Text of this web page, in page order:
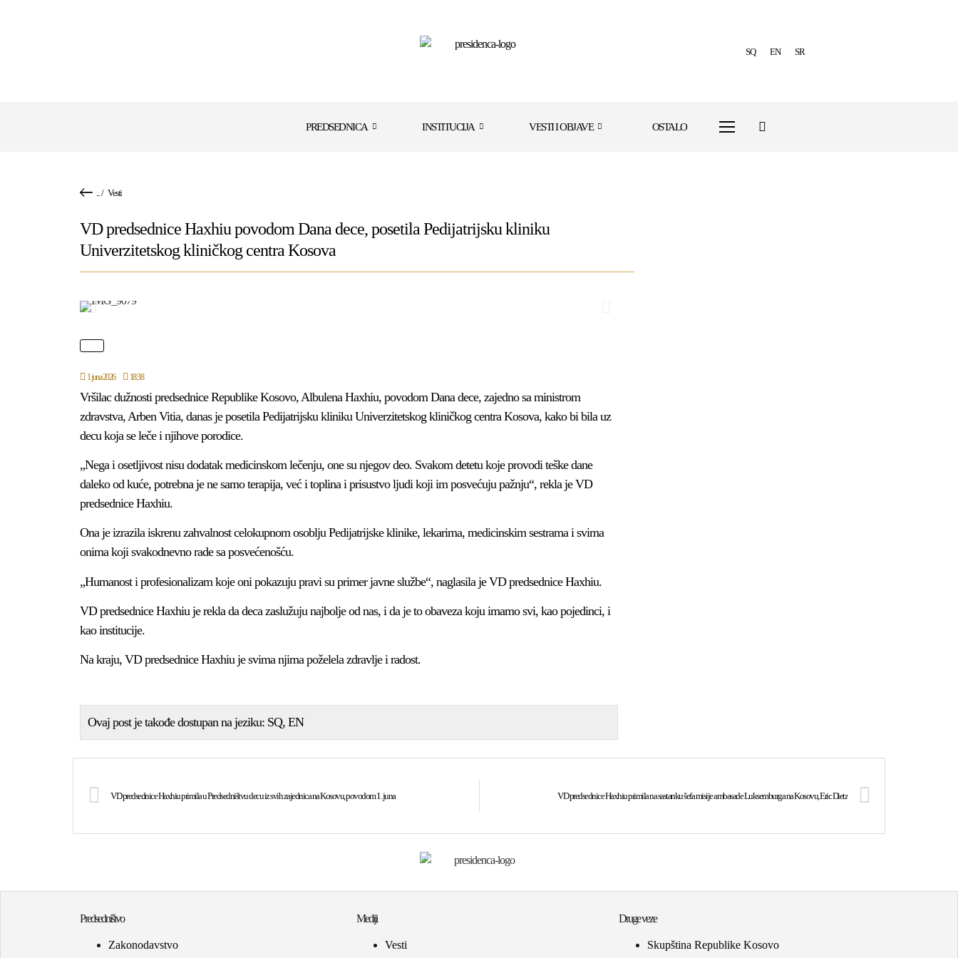
SQ EN SR
PREDSEDNICA INSTITUCIJA VESTI I OBJAVE OSTALO
/ Vesti
VD predsednice Haxhiu povodom Dana dece, posetila Pedijatrijsku kliniku
Univerzitetskog kliničkog centra Kosova
1 juna 2026 18:38
Vršilac dužnosti predsednice Republike Kosovo, Albulena Haxhiu, povodom Dana dece, zajedno sa ministrom
zdravstva, Arben Vitia, danas je posetila Pedijatrijsku kliniku Univerzitetskog kliničkog centra Kosova, kako bi bila uz
decu koja se leče i njihove porodice.
„Nega i osetljivost nisu dodatak medicinskom lečenju, one su njegov deo. Svakom detetu koje provodi teške dane
daleko od kuće, potrebna je ne samo terapija, već i toplina i prisustvo ljudi koji im posvećuju pažnju“, rekla je VD
predsednice Haxhiu.
Ona je izrazila iskrenu zahvalnost celokupnom osoblju Pedijatrijske klinike, lekarima, medicinskim sestrama i svima
onima koji svakodnevno rade sa posvećenošću.
„Humanost i profesionalizam koje oni pokazuju pravi su primer javne službe“, naglasila je VD predsednice Haxhiu.
VD predsednice Haxhiu je rekla da deca zaslužuju najbolje od nas, i da je to obaveza koju imamo svi, kao pojedinci, i
kao institucije.
Na kraju, VD predsednice Haxhiu je svima njima poželela zdravlje i radost.
Ovaj post je takođe dostupan na jeziku: SQ EN
VD predsednice Haxhiu primila u Predsedništvu decu iz svih zajednica na Kosovu, povodom 1. juna VD predsednice Haxhiu primila na sastanku šefa misije ambasade Luksemburga na Kosovu, Eric Dietz
Predsedništvo
Zakonodavstvo
Mediji
Vesti
Druge veze
Skupština Republike Kosovo